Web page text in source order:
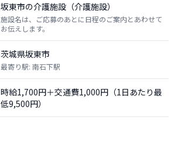
坂東市の介護施設（介護施設）
施設名は、ご応募のあとに日程のご案内とあわせて
お伝えします。
茨城県坂東市
最寄り駅: 南石下駅
時給1,700円＋交通費1,000円（1日あたり最
低9,500円）